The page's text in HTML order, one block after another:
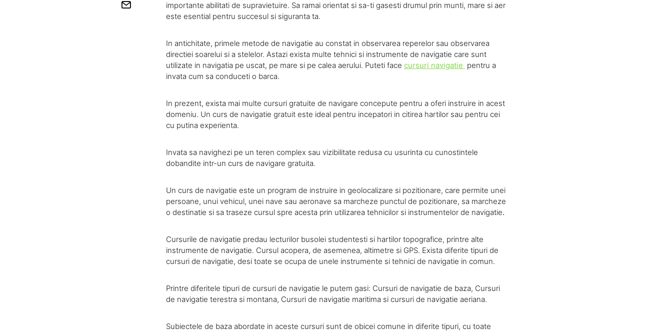
importante abilitati de supravietuire. Sa ramai orientat si sa-ti gasesti drumul prin munti, mare si aer
este esential pentru succesul si siguranta ta.
In antichitate, primele metode de navigatie au constat in observarea reperelor sau observarea
directiei soarelui si a stelelor. Astazi exista multe tehnici si instrumente de navigatie care sunt
utilizate in navigatia pe uscat, pe mare si pe calea aerului. Puteti face cursuri navigatie pentru a
invata cum sa conduceti o barca.
In prezent, exista mai multe cursuri gratuite de navigare concepute pentru a oferi instruire in acest
domeniu. Un curs de navigatie gratuit este ideal pentru incepatori in citirea hartilor sau pentru cei
cu putina experienta.
Invata sa navighezi pe un teren complex sau vizibilitate redusa cu usurinta cu cunostintele
dobandite intr-un curs de navigare gratuita.
Un curs de navigatie este un program de instruire in geolocalizare si pozitionare, care permite unei
persoane, unui vehicul, unei nave sau aeronave sa marcheze punctul de pozitionare, sa marcheze
o destinatie si sa traseze cursul spre acesta prin utilizarea tehnicilor si instrumentelor de navigatie.
Cursurile de navigatie predau lecturilor busolei studentesti si hartilor topografice, printre alte
instrumente de navigatie. Cursul acopera, de asemenea, altimetre si GPS. Exista diferite tipuri de
cursuri de navigatie, desi toate se ocupa de unele instrumente si tehnici de navigatie in comun.
Printre diferitele tipuri de cursuri de navigatie le putem gasi: Cursuri de navigatie de baza, Cursuri
de navigatie terestra si montana, Cursuri de navigatie maritima si cursuri de navigatie aeriana.
Subiectele de baza abordate in aceste cursuri sunt de obicei comune in diferite tipuri, cu toate